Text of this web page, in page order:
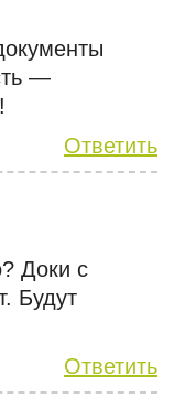
—
Ответить
Доки с
Будут
Ответить